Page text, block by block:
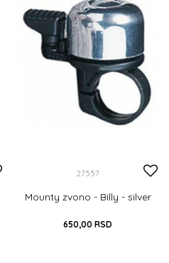
27557
Mounty zvono - Billy - silver
650,00 RSD